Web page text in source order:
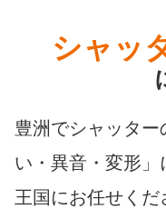
シャッ
豊洲でシャッタ
い・異音・変形
王国にお任せくだ